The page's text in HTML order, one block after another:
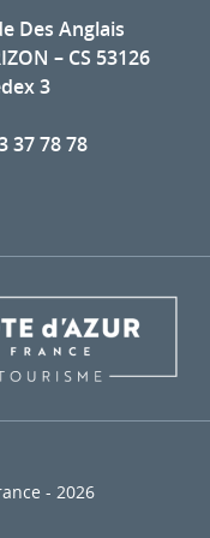
Des Anglais
– CS 53126
3
37 78 78
- 2026